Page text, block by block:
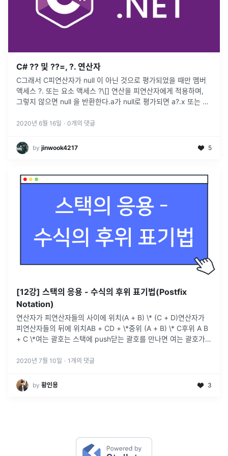
C# ?? 및 ??=, ?. 연산자
C그래서 C피연산자가 null 이 아닌 것으로 평가되었을 때만 멤버
액세스 ?. 또는 요소 액세스 ?\[] 연산을 피연산자에게 적용하며,
그렇지 않으면 null 을 반환한다.a가 null로 평가되면 a?.x 또는 a?
2020년 6월 16일 · 0개의 댓글
by jinwook4217 5
[12강] 스택의 응용 - 수식의 후위 표기법(Postfix
Notation)
연산자가 피연산자들의 사이에 위치(A + B) \* (C + D)연산자가
피연산자들의 뒤에 위치AB + CD + \*중위 (A + B) \* C후위 A B
+ C \*여는 괄호는 스택에 push닫는 괄호를 만나면 여는 괄호가
2020년 7월 10일 · 1 개의 댓글
by 황인용 3